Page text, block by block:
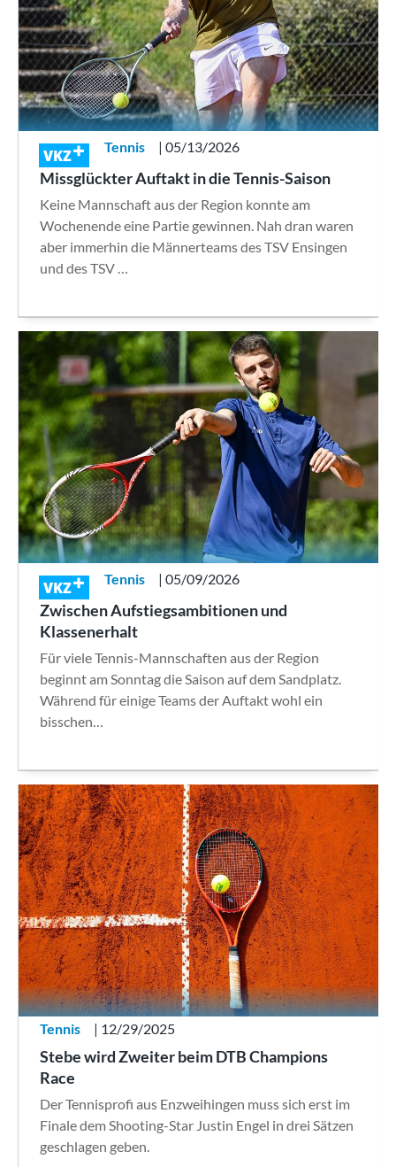
VKZ Tennis | 05/13/2026
Missglückter Auftakt in die Tennis-Saison
Keine Mannschaft aus der Region konnte am
Wochenende eine Partie gewinnen. Nah dran waren
aber immerhin die Männerteams des TSV Ensingen
und des TSV …
VKZ Tennis | 05/09/2026
Zwischen Aufstiegsambitionen und
Klassenerhalt
Für viele Tennis-Mannschaften aus der Region
beginnt am Sonntag die Saison auf dem Sandplatz.
Während für einige Teams der Auftakt wohl ein
bisschen…
Tennis | 12/29/2025
Stebe wird Zweiter beim DTB Champions
Race
Der Tennisprofi aus Enzweihingen muss sich erst im
Finale dem Shooting-Star Justin Engel in drei Sätzen
geschlagen geben.